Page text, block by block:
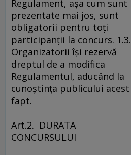
Regulament, aşa cum sunt
prezentate mai jos, sunt
obligatorii pentru toţi
participanţii la concurs. 1.3.
Organizatorii îşi rezervă
dreptul de a modifica
Regulamentul, aducând la
cunoştinţa publicului acest
fapt.
Art.2. DURATA
CONCURSULUI